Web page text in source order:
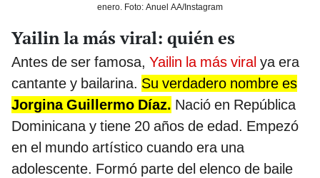
enero. Foto: Anuel AA/Instagram
Yailin la más viral: quién es
Antes de ser famosa, Yailin la más viral ya era
cantante y bailarina. Su verdadero nombre es
Jorgina Guillermo Díaz. Nació en República
Dominicana y tiene 20 años de edad. Empezó
en el mundo artístico cuando era una
adolescente. Formó parte del elenco de baile